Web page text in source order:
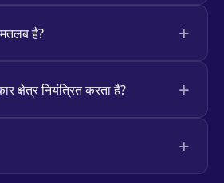
है?
क्षेत्र नियंत्रित करता है?